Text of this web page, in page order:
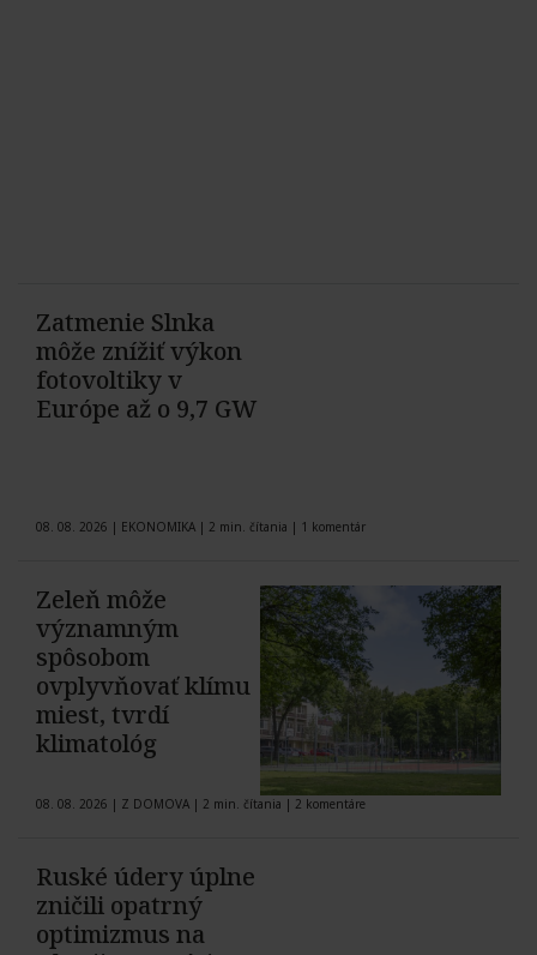
Zatmenie Slnka
môže znížiť výkon
fotovoltiky v
Európe až o 9,7 GW
08. 08. 2026 | EKONOMIKA | 2 min. čítania | 1 komentár
Zeleň môže
významným
spôsobom
ovplyvňovať klímu
miest, tvrdí
klimatológ
08. 08. 2026 | Z DOMOVA | 2 min. čítania | 2 komentáre
Ruské údery úplne
zničili opatrný
optimizmus na